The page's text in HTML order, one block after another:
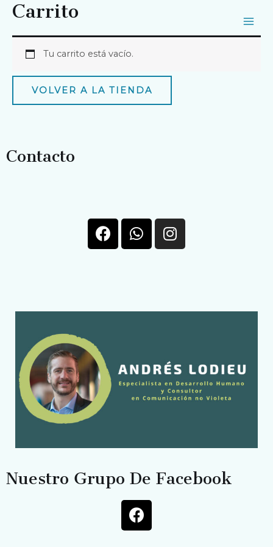
Carrito
Tu carrito está vacío.
VOLVER A LA TIENDA
Contacto
Nuestro Grupo De Facebook